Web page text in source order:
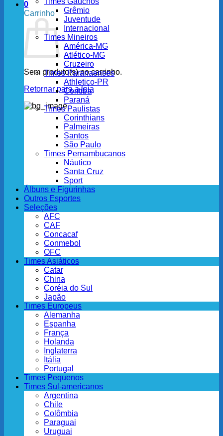
0
Carrinho
Sem produto(s) no carrinho.
Retornar para a loja
Grêmio
Juventude
Internacional
Times Mineiros
América-MG
Atlético-MG
Cruzeiro
Times Paranaenses
Athletico-PR
Coritiba
Paraná
Times Paulistas
Corinthians
Palmeiras
Santos
São Paulo
Times Pernambucanos
Náutico
Santa Cruz
Sport
Álbuns e Figurinhas
Outros Esportes
Seleções
AFC
CAF
Concacaf
Conmebol
OFC
Times Asiáticos
Catar
China
Coréia do Sul
Japão
Times Europeus
Alemanha
Espanha
França
Holanda
Inglaterra
Itália
Portugal
Times Pequenos
Times Sul-americanos
Argentina
Chile
Colômbia
Paraguai
Uruguai